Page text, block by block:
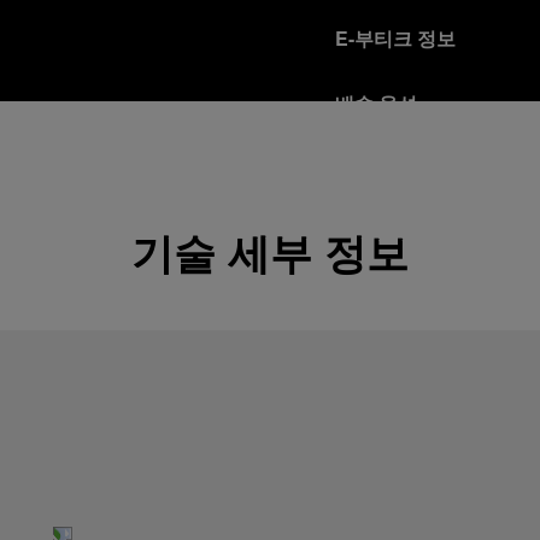
E-부티크 정보
배송 옵션
반품 정책
파네라이는 고객님의 만
기술 세부 정보